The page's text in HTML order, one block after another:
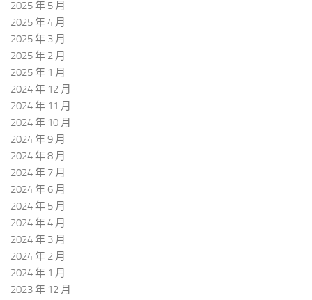
2025 年 5 月
2025 年 4 月
2025 年 3 月
2025 年 2 月
2025 年 1 月
2024 年 12 月
2024 年 11 月
2024 年 10 月
2024 年 9 月
2024 年 8 月
2024 年 7 月
2024 年 6 月
2024 年 5 月
2024 年 4 月
2024 年 3 月
2024 年 2 月
2024 年 1 月
2023 年 12 月